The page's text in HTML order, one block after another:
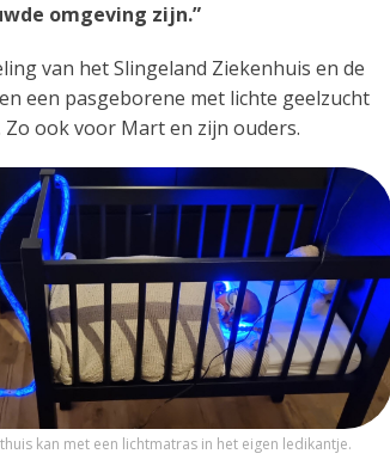
omgeving zijn.”
van het Slingeland Ziekenhuis en de
een pasgeborene met lichte geelzucht
ook voor Mart en zijn ouders.
kan met een lichtmatras in het eigen ledikantje.